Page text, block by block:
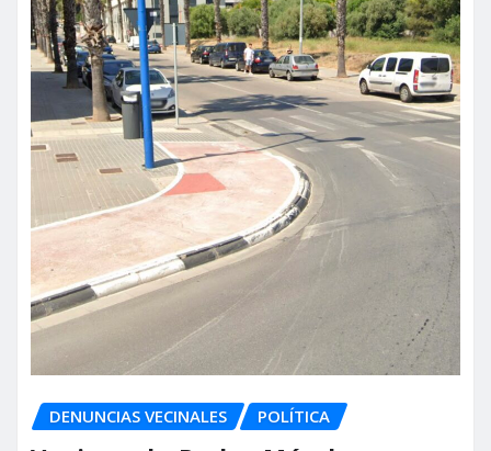
DENUNCIAS VECINALES POLÍTICA